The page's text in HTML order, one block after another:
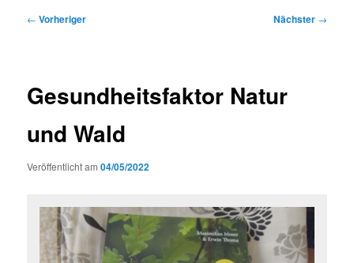
Beitragsnavigation
← Vorheriger Nächster →
Gesundheitsfaktor Natur
und Wald
Veröffentlicht am04/05/2022